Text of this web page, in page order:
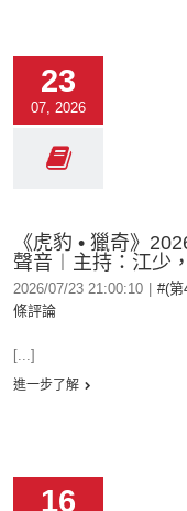
23
07, 2026
《虎豹 • 獵奇》
聲音︱主持：江少
2026/07/23 21:00:10 #(第
條評論
[...]
進一步了解
16